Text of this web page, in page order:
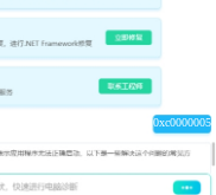
0xc0000005